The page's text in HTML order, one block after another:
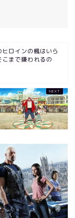
ヒロインの楓はいら
まで嫌われるの